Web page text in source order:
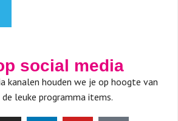
social media
kanalen houden we je op hoogte van
leuke programma items.